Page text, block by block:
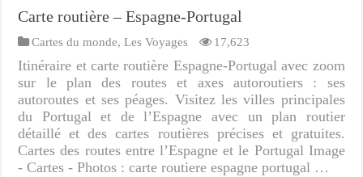
Carte routière – Espagne-Portugal
Cartes du monde,Les Voyages 17,623
Itinéraire et carte routière Espagne-Portugal avec zoom
sur le plan des routes et axes autoroutiers : ses
autoroutes et ses péages. Visitez les villes principales
du Portugal et de l’Espagne avec un plan routier
détaillé et des cartes routières précises et gratuites.
Cartes des routes entre l’Espagne et le Portugal Image
- Cartes - Photos : carte routiere espagne portugal …